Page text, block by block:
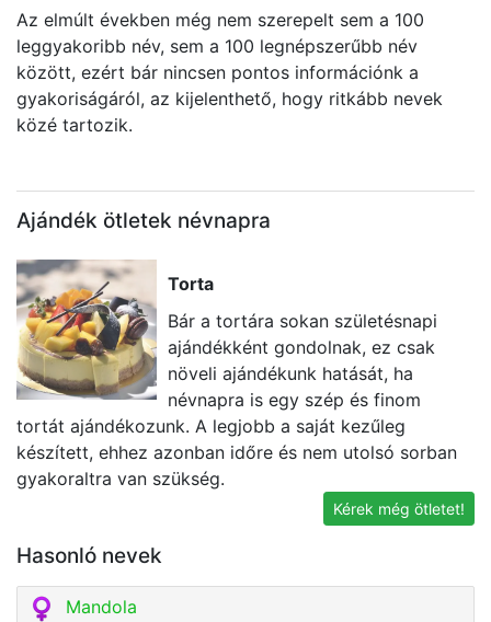
Az elmúlt években még nem szerepelt sem a 100
leggyakoribb név, sem a 100 legnépszerűbb név
között, ezért bár nincsen pontos információnk a
gyakoriságáról, az kijelenthető, hogy ritkább nevek
közé tartozik.
Ajándék ötletek névnapra
Torta
Bár a tortára sokan születésnapi
ajándékként gondolnak, ez csak
növeli ajándékunk hatását, ha
névnapra is egy szép és finom
tortát ajándékozunk. A legjobb a saját kezűleg
készített, ehhez azonban időre és nem utolsó sorban
gyakoraltra van szükség.
Kérek még ötletet!
Hasonló nevek
Mandola